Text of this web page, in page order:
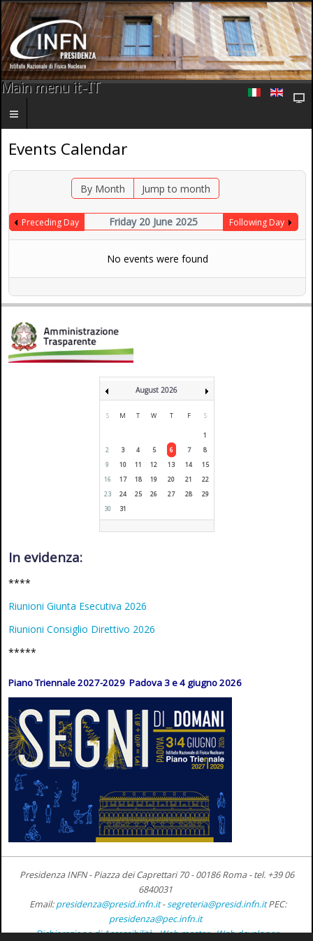
Main menu it-IT
Events Calendar
By Month Jump to month
Preceding Day Friday 20 June 2025 Following Day
No events were found
August 2026
S M T W T F S
1
2
3 4 5 6 7
8
9
10 11 12 13 14
15
16
17 18 19 20 21
22
23
24 25 26 27 28
29
30
31
In evidenza:
****
Riunioni Giunta Esecutiva 2026
Riunioni Consiglio Direttivo 2026
*****
Piano Triennale 2027-2029 Padova 3 e 4 giugno 2026
Presidenza INFN - Piazza dei Caprettari 70 - 00186 Roma -tel. +39 06
6840031
Email:presidenza@presid.infn.it-segreteria@presid.infn.it PEC:
presidenza@pec.infn.it
Dichiarazione di Accessibilità-Web master-Web developer